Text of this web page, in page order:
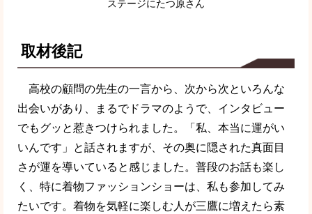
ステージにたつ原さん
取材後記
高校の顧問の先生の一言から、次から次といろんな
出会いがあり、まるでドラマのようで、インタビュー
でもグッと惹きつけられました。「私、本当に運がい
いんです」と話されますが、その奥に隠された真面目
さが運を導いていると感じました。普段のお話も楽し
く、特に着物ファッションショーは、私も参加してみ
たいです。着物を気軽に楽しむ人が三鷹に増えたら素